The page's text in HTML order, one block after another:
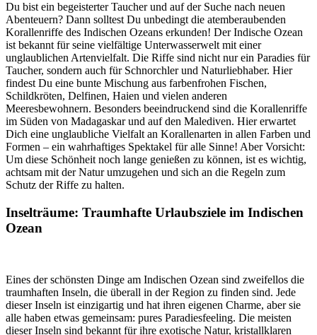
Du bist ein begeisterter Taucher und auf der Suche nach neuen
Abenteuern? Dann solltest Du unbedingt die atemberaubenden
Korallenriffe des Indischen Ozeans erkunden! Der Indische Ozean
ist bekannt für seine vielfältige Unterwasserwelt mit einer
unglaublichen Artenvielfalt. Die Riffe sind nicht nur ein Paradies für
Taucher, sondern auch für Schnorchler und Naturliebhaber. Hier
findest Du eine bunte Mischung aus farbenfrohen Fischen,
Schildkröten, Delfinen, Haien und vielen anderen
Meeresbewohnern. Besonders beeindruckend sind die Korallenriffe
im Süden von Madagaskar und auf den Malediven. Hier erwartet
Dich eine unglaubliche Vielfalt an Korallenarten in allen Farben und
Formen – ein wahrhaftiges Spektakel für alle Sinne! Aber Vorsicht:
Um diese Schönheit noch lange genießen zu können, ist es wichtig,
achtsam mit der Natur umzugehen und sich an die Regeln zum
Schutz der Riffe zu halten.
Inselträume: Traumhafte Urlaubsziele im Indischen
Ozean
Eines der schönsten Dinge am Indischen Ozean sind zweifellos die
traumhaften Inseln, die überall in der Region zu finden sind. Jede
dieser Inseln ist einzigartig und hat ihren eigenen Charme, aber sie
alle haben etwas gemeinsam: pures Paradiesfeeling. Die meisten
dieser Inseln sind bekannt für ihre exotische Natur, kristallklaren